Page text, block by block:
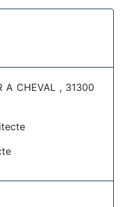
A CHEVAL , 31300